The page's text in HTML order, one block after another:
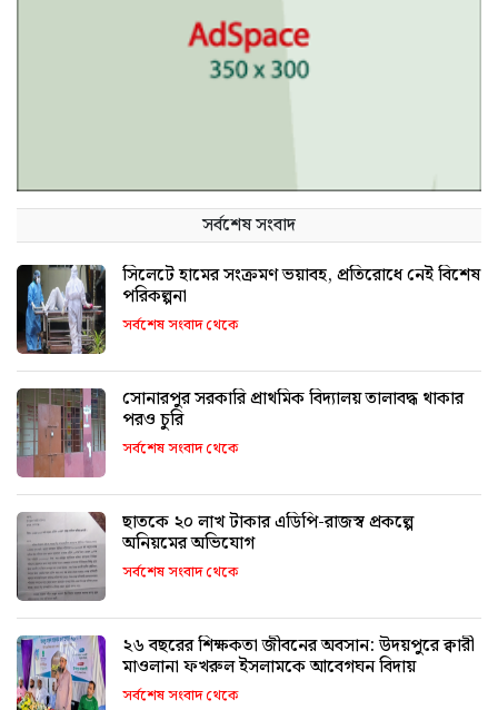
সর্বশেষ সংবাদ
সিলেটে হামের সংক্রমণ ভয়াবহ, প্রতিরোধে নেই বিশেষ
পরিকল্পনা
সর্বশেষ সংবাদ থেকে
সোনারপুর সরকারি প্রাথমিক বিদ্যালয় তালাবদ্ধ থাকার
পরও চুরি
সর্বশেষ সংবাদ থেকে
ছাতকে ২০ লাখ টাকার এডিপি-রাজস্ব প্রকল্পে
অনিয়মের অভিযোগ
সর্বশেষ সংবাদ থেকে
২৬ বছরের শিক্ষকতা জীবনের অবসান: উদয়পুরে ক্বারী
মাওলানা ফখরুল ইসলামকে আবেগঘন বিদায়
সর্বশেষ সংবাদ থেকে